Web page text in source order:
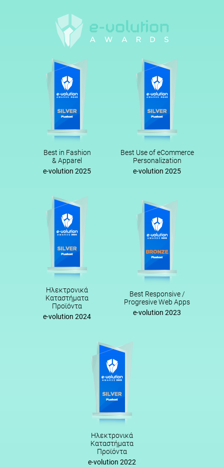
Best in Fashion
& Apparel
e-volution 2025
Best Use of eCommerce
Personalization
e-volution 2025
Ηλεκτρονικά
Καταστήματα
Προϊόντα
e-volution 2024
Best Responsive /
Progresive Web Apps
e-volution 2023
Ηλεκτρονικά
Καταστήματα
Προϊόντα
e-volution 2022